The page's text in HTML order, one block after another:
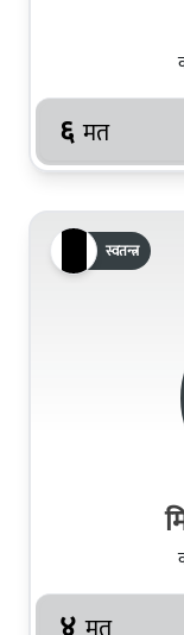
६ मत
स्वतन्त्र